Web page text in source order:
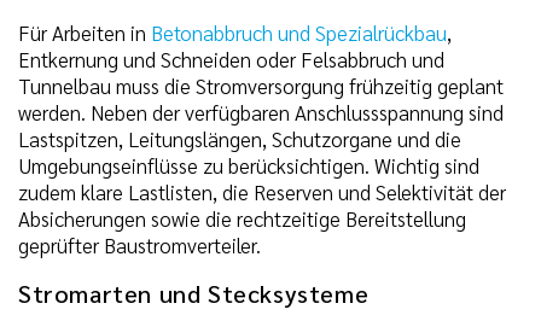
Für Arbeiten in Betonabbruch und Spezialrückbau,
Entkernung und Schneiden oder Felsabbruch und
Tunnelbau muss die Stromversorgung frühzeitig geplant
werden. Neben der verfügbaren Anschlussspannung sind
Lastspitzen, Leitungslängen, Schutzorgane und die
Umgebungseinflüsse zu berücksichtigen. Wichtig sind
zudem klare Lastlisten, die Reserven und Selektivität der
Absicherungen sowie die rechtzeitige Bereitstellung
geprüfter Baustromverteiler.
Stromarten und Stecksysteme